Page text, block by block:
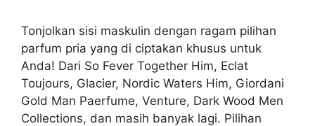
Tonjolkan sisi maskulin dengan ragam pilihan
parfum pria yang di ciptakan khusus untuk
Anda! Dari So Fever Together Him, Eclat
Toujours, Glacier, Nordic Waters Him, Giordani
Gold Man Paerfume, Venture, Dark Wood Men
Collections, dan masih banyak lagi. Pilihan